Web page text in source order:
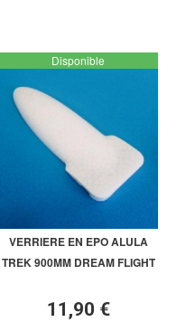
Disponible
VERRIERE EN EPO ALULA
TREK 900MM DREAM FLIGHT
11,90 €